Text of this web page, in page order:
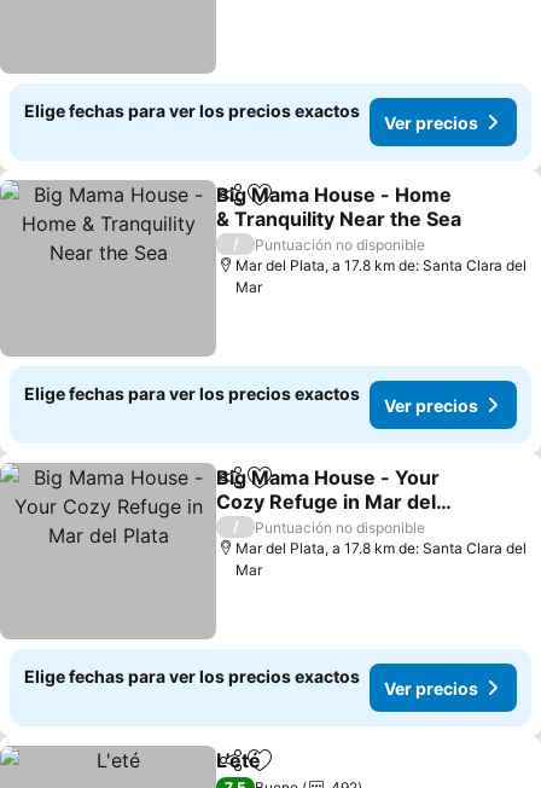
Elige fechas para ver los precios exactos
Ver precios
CompartirAgregar a favoritos
Big Mama House - Home
& Tranquility Near the Sea
/
Puntuación no disponible
Mar del Plata, a 17.8 km de: Santa Clara del
Mar
Elige fechas para ver los precios exactos
Ver precios
CompartirAgregar a favoritos
Big Mama House - Your
Cozy Refuge in Mar del
Plata
/
Puntuación no disponible
Mar del Plata, a 17.8 km de: Santa Clara del
Mar
Elige fechas para ver los precios exactos
Ver precios
CompartirAgregar a favoritos
L'eté